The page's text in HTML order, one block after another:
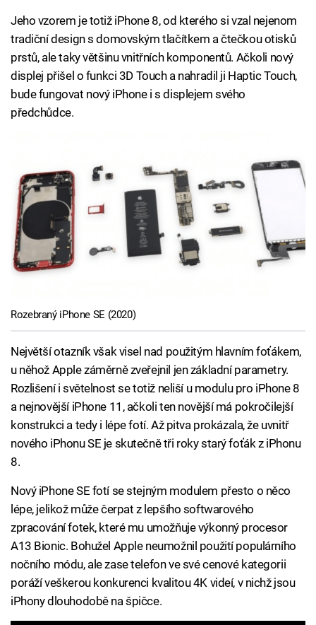
Jeho vzorem je totiž iPhone 8, od kterého si vzal nejenom
tradiční design s domovským tlačítkem a čtečkou otisků
prstů, ale taky většinu vnitřních komponentů. Ačkoli nový
displej přišel o funkci 3D Touch a nahradil ji Haptic Touch,
bude fungovat nový iPhone i s displejem svého
předchůdce.
Rozebraný iPhone SE (2020)
Největší otazník však visel nad použitým hlavním foťákem,
u něhož Apple záměrně zveřejnil jen základní parametry.
Rozlišení i světelnost se totiž neliší u modulu pro iPhone 8
a nejnovější iPhone 11, ačkoli ten novější má pokročilejší
konstrukci a tedy i lépe fotí. Až pitva prokázala, že uvnitř
nového iPhonu SE je skutečně tři roky starý foťák z iPhonu
8.
Nový iPhone SE fotí se stejným modulem přesto o něco
lépe, jelikož může čerpat z lepšího softwarového
zpracování fotek, které mu umožňuje výkonný procesor
A13 Bionic. Bohužel Apple neumožnil použití populárního
nočního módu, ale zase telefon ve své cenové kategorii
poráží veškerou konkurenci kvalitou 4K videí, v nichž jsou
iPhony dlouhodobě na špičce.